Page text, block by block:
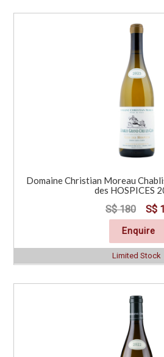
Domaine Christian Moreau
des HOSPICES
S$ 180 S$
Enquire
Limited Stock